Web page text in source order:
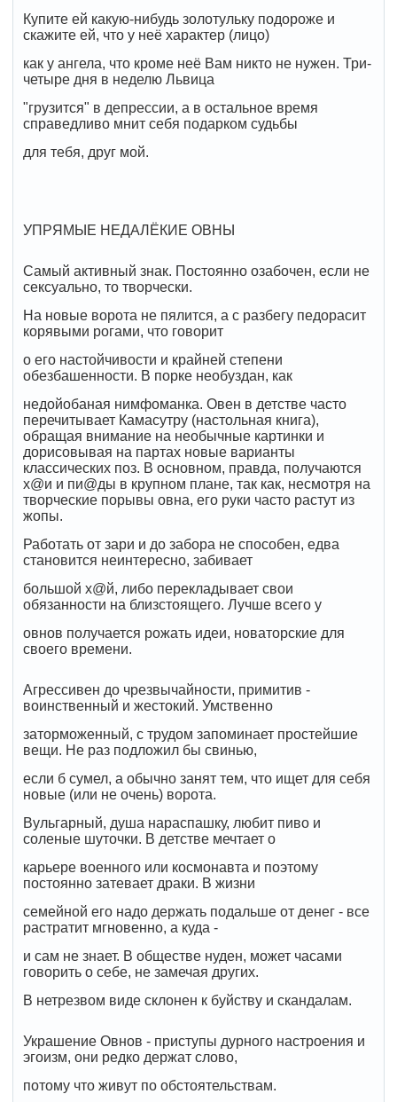
Купите ей какую-нибудь золотульку подороже и
скажите ей, что у неё характер (лицо)
как у ангела, что кроме неё Вам никто не нужен. Три-
четыре дня в неделю Львица
"грузится" в депрессии, а в остальное время
справедливо мнит себя подарком судьбы
для тебя, друг мой.
УПРЯМЫЕ НЕДАЛЁКИЕ ОВНЫ
Самый активный знак. Постоянно озабочен, если не
сексуально, то творчески.
На новые ворота не пялится, а с разбегу педорасит
корявыми рогами, что говорит
о его настойчивости и крайней степени
обезбашенности. В порке необуздан, как
недойобаная нимфоманка. Овен в детстве часто
перечитывает Камасутру (настольная книга),
обращая внимание на необычные картинки и
дорисовывая на партах новые варианты
классических поз. В основном, правда, получаются
х@и и пи@ды в крупном плане, так как, несмотря на
творческие порывы овна, его руки часто растут из
жопы.
Работать от зари и до забора не способен, едва
становится неинтересно, забивает
большой х@й, либо перекладывает свои
обязанности на близстоящего. Лучше всего у
овнов получается рожать идеи, новаторские для
своего времени.
Агрессивен до чрезвычайности, примитив -
воинственный и жестокий. Умственно
заторможенный, с трудом запоминает простейшие
вещи. Не раз подложил бы свинью,
если б сумел, а обычно занят тем, что ищет для себя
новые (или не очень) ворота.
Вульгарный, душа нараспашку, любит пиво и
соленые шуточки. В детстве мечтает о
карьере военного или космонавта и поэтому
постоянно затевает драки. В жизни
семейной его надо держать подальше от денег - все
растратит мгновенно, а куда -
и сам не знает. В обществе нуден, может часами
говорить о себе, не замечая других.
В нетрезвом виде склонен к буйству и скандалам.
Украшение Овнов - приступы дурного настроения и
эгоизм, они редко держат слово,
потому что живут по обстоятельствам.